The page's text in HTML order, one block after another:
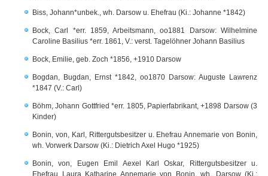
Biss, Johann*unbek., wh. Darsow u. Ehefrau (Ki.: Johanne *1842)
Bock, Carl *err. 1859, Arbeitsmann, oo1881 Darsow: Wilhelmine
Caroline Basilius *err. 1861, V.: verst. Tagelöhner Johann Basilius
Bock, Emilie, geb. Zoch *1856, +1910 Darsow
Bogdan, Bugdan, Ernst *1842, oo1870 Darsow: Auguste Lawrenz
*1847 (V.: Carl)
Böhm, Johann Gottfried *err. 1805, Papierfabrikant, +1898 Darsow (3
Kinder)
Bonin, von, Karl, Rittergutsbesitzer u. Ehefrau Annemarie von Bonin,
wh. Vorwerk Darsow (Ki.: Dietrich Axel Hugo *1925)
Bonin, von, Eugen Emil Aexel Karl Oskar, Rittergutsbesitzer u.